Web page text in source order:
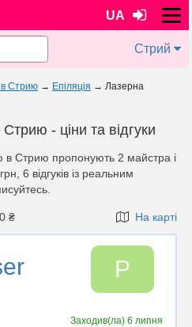
UA
Стрий
в Стрию → Епіляція → Лазерна
- ціни та відгуки
в Стрию пропонують 2 майстра і
6 відгуків із реальним
₴ На карті
P
Заходив(ла)6 липня